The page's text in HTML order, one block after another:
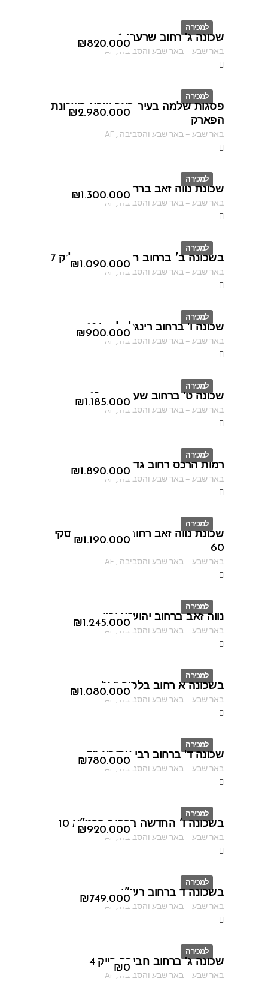
למכירה
ID
₪820.000
שכונה ג' רחוב שרעבי 6
באר שבע–באר שבע והסביבה ,
AF
למכירה
ID
₪2.980.000
פסגות שלמה בעיר באר שבע בשכונת
הפארק
באר שבע–באר שבע והסביבה ,
AF
למכירה
ID
₪1.300.000
שכונת נווה זאב ברחוב פיארברג
באר שבע–באר שבע והסביבה ,
AF
למכירה
ID
₪1.090.000
בשכונה ב׳ ברחוב חיים נחמן ביאליק 7
באר שבע–באר שבע והסביבה ,
AF
למכירה
ID
₪900.000
שכונה ו' ברחוב רינגלבלום 126
באר שבע–באר שבע והסביבה ,
AF
למכירה
ID
₪1.185.000
שכונה ט' ברחוב שער הגיא 15
באר שבע–באר שבע והסביבה ,
AF
למכירה
ID
₪1.890.000
רמות הרכס רחוב גדעון האוזנר
באר שבע–באר שבע והסביבה ,
AF
למכירה
ID
₪1.190.000
שכונת נווה זאב רחוב יוהנה זבוטינסקי
60
באר שבע–באר שבע והסביבה ,
AF
למכירה
ID
₪1.245.000
נווה זאב ברחוב יהושוע יבין
באר שבע–באר שבע והסביבה ,
AF
למכירה
ID
₪1.080.000
בשכונה א רחוב בלפור 5 א'
באר שבע–באר שבע והסביבה ,
AF
למכירה
ID
₪780.000
שכונה ד' ברחוב רבי עקיבא 70
באר שבע–באר שבע והסביבה ,
AF
למכירה
ID
₪920.000
בשכונה ו׳ החדשה ברחוב הרמ״א 10
באר שבע–באר שבע והסביבה ,
AF
למכירה
ID
₪749.000
בשכונה ד ברחוב רש״י
באר שבע–באר שבע והסביבה ,
AF
למכירה
ID
₪0
שכונה ג' ברחוב חביבה רייק 4
באר שבע–באר שבע והסביבה ,
AF